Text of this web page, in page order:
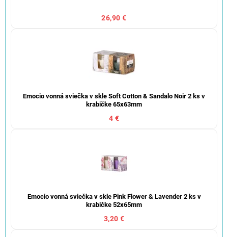
26,90 €
Emocio vonná sviečka v skle Soft Cotton & Sandalo Noir 2 ks v
krabičke 65x63mm
4 €
Emocio vonná sviečka v skle Pink Flower & Lavender 2 ks v
krabičke 52x65mm
3,20 €